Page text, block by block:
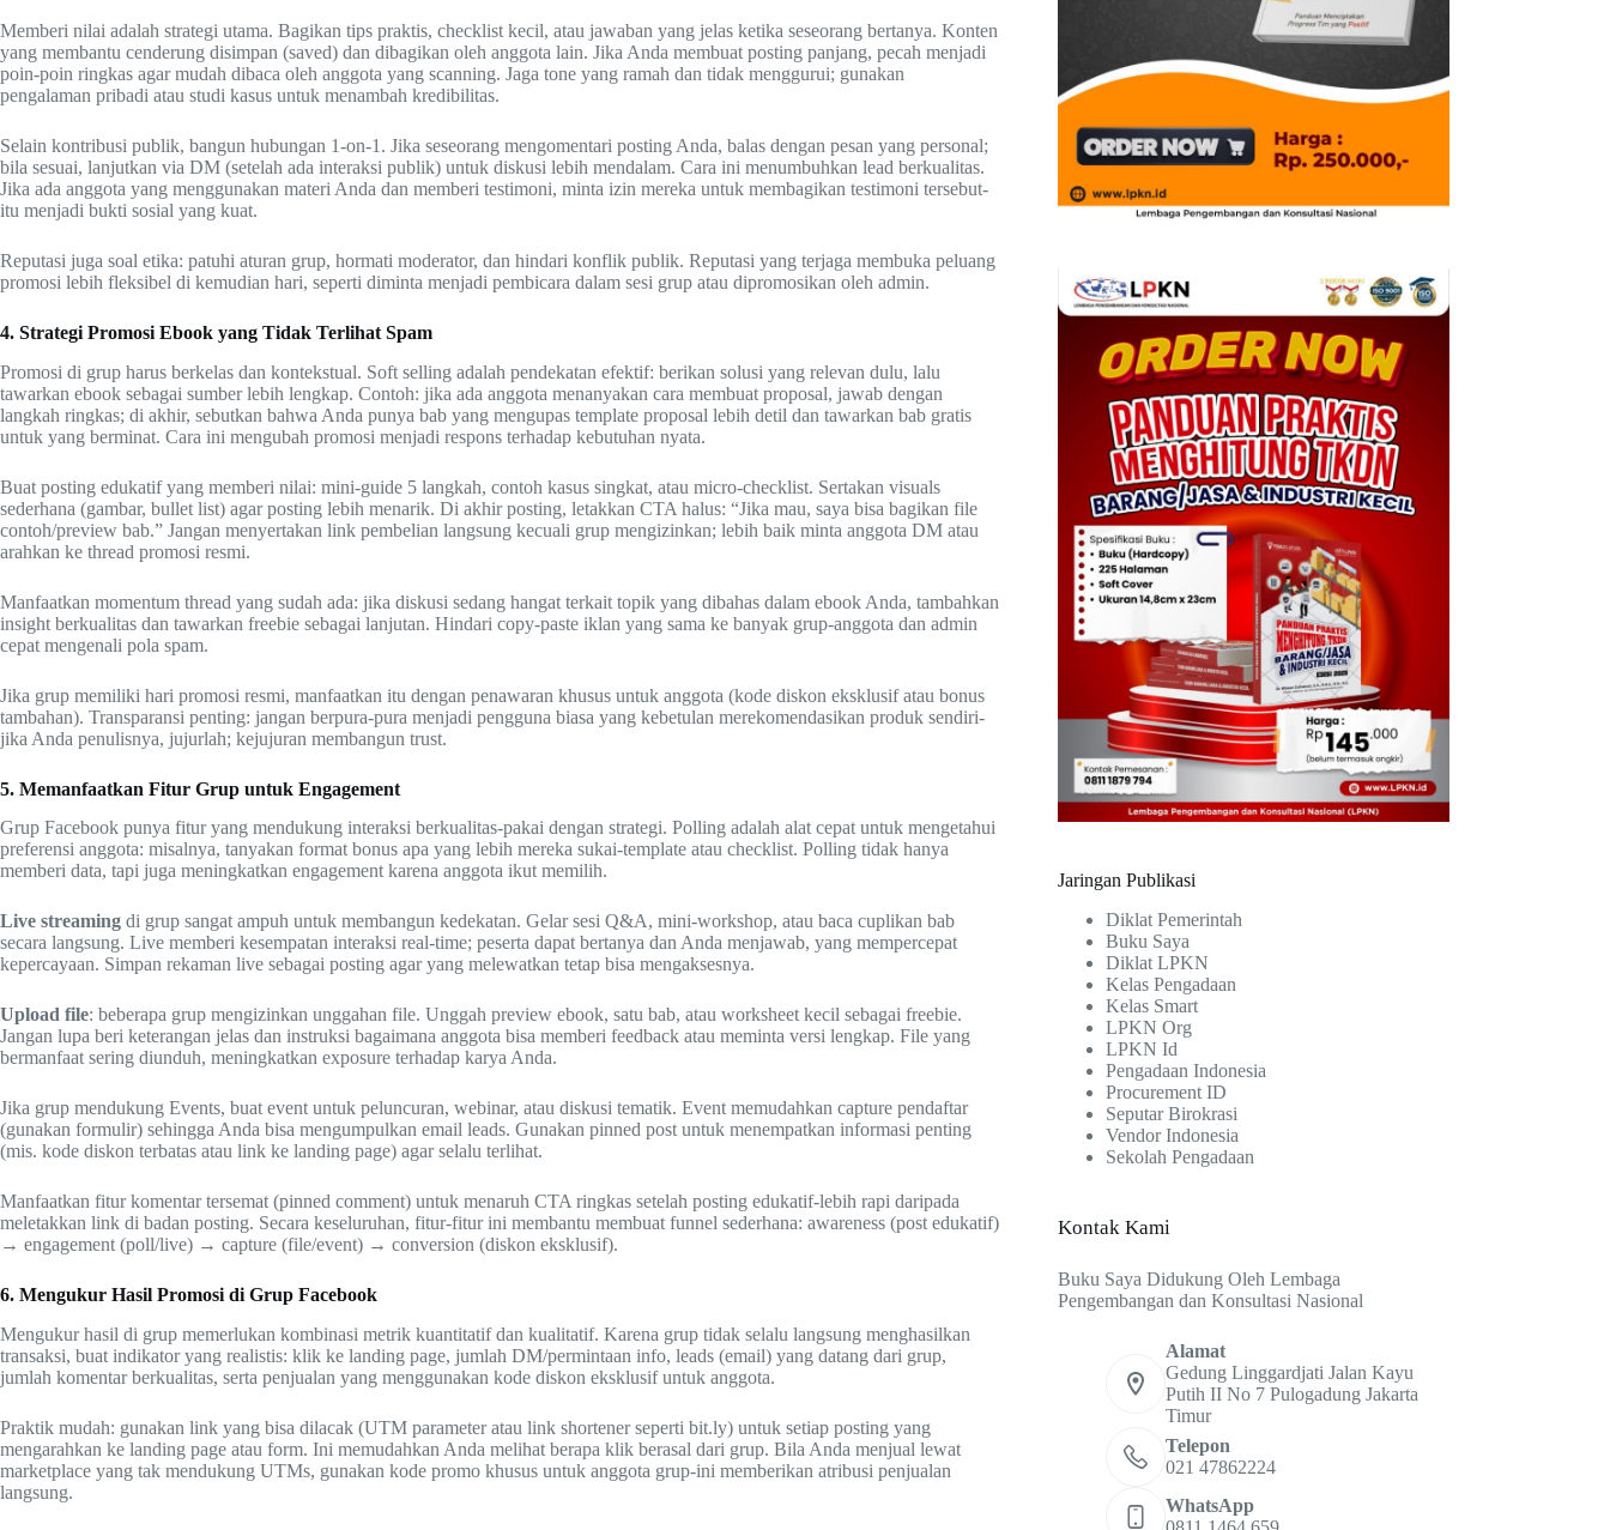
Memberi nilai adalah strategi utama. Bagikan tips praktis, checklist kecil, atau jawaban yang jelas ketika seseorang bertanya. Konten
yang membantu cenderung disimpan (saved) dan dibagikan oleh anggota lain. Jika Anda membuat posting panjang, pecah menjadi
poin-poin ringkas agar mudah dibaca oleh anggota yang scanning. Jaga tone yang ramah dan tidak menggurui; gunakan
pengalaman pribadi atau studi kasus untuk menambah kredibilitas.
Selain kontribusi publik, bangun hubungan 1-on-1. Jika seseorang mengomentari posting Anda, balas dengan pesan yang personal;
bila sesuai, lanjutkan via DM (setelah ada interaksi publik) untuk diskusi lebih mendalam. Cara ini menumbuhkan lead berkualitas.
Jika ada anggota yang menggunakan materi Anda dan memberi testimoni, minta izin mereka untuk membagikan testimoni tersebut-
itu menjadi bukti sosial yang kuat.
Reputasi juga soal etika: patuhi aturan grup, hormati moderator, dan hindari konflik publik. Reputasi yang terjaga membuka peluang
promosi lebih fleksibel di kemudian hari, seperti diminta menjadi pembicara dalam sesi grup atau dipromosikan oleh admin.
4. Strategi Promosi Ebook yang Tidak Terlihat Spam
Promosi di grup harus berkelas dan kontekstual. Soft selling adalah pendekatan efektif: berikan solusi yang relevan dulu, lalu
tawarkan ebook sebagai sumber lebih lengkap. Contoh: jika ada anggota menanyakan cara membuat proposal, jawab dengan
langkah ringkas; di akhir, sebutkan bahwa Anda punya bab yang mengupas template proposal lebih detil dan tawarkan bab gratis
untuk yang berminat. Cara ini mengubah promosi menjadi respons terhadap kebutuhan nyata.
Buat posting edukatif yang memberi nilai: mini-guide 5 langkah, contoh kasus singkat, atau micro-checklist. Sertakan visuals
sederhana (gambar, bullet list) agar posting lebih menarik. Di akhir posting, letakkan CTA halus: “Jika mau, saya bisa bagikan file
contoh/preview bab.” Jangan menyertakan link pembelian langsung kecuali grup mengizinkan; lebih baik minta anggota DM atau
arahkan ke thread promosi resmi.
Manfaatkan momentum thread yang sudah ada: jika diskusi sedang hangat terkait topik yang dibahas dalam ebook Anda, tambahkan
insight berkualitas dan tawarkan freebie sebagai lanjutan. Hindari copy-paste iklan yang sama ke banyak grup-anggota dan admin
cepat mengenali pola spam.
Jika grup memiliki hari promosi resmi, manfaatkan itu dengan penawaran khusus untuk anggota (kode diskon eksklusif atau bonus
tambahan). Transparansi penting: jangan berpura-pura menjadi pengguna biasa yang kebetulan merekomendasikan produk sendiri-
jika Anda penulisnya, jujurlah; kejujuran membangun trust.
5. Memanfaatkan Fitur Grup untuk Engagement
Grup Facebook punya fitur yang mendukung interaksi berkualitas-pakai dengan strategi. Polling adalah alat cepat untuk mengetahui
preferensi anggota: misalnya, tanyakan format bonus apa yang lebih mereka sukai-template atau checklist. Polling tidak hanya
memberi data, tapi juga meningkatkan engagement karena anggota ikut memilih.
Live streaming di grup sangat ampuh untuk membangun kedekatan. Gelar sesi Q&A, mini-workshop, atau baca cuplikan bab
secara langsung. Live memberi kesempatan interaksi real-time; peserta dapat bertanya dan Anda menjawab, yang mempercepat
kepercayaan. Simpan rekaman live sebagai posting agar yang melewatkan tetap bisa mengaksesnya.
Upload file: beberapa grup mengizinkan unggahan file. Unggah preview ebook, satu bab, atau worksheet kecil sebagai freebie.
Jangan lupa beri keterangan jelas dan instruksi bagaimana anggota bisa memberi feedback atau meminta versi lengkap. File yang
bermanfaat sering diunduh, meningkatkan exposure terhadap karya Anda.
Jika grup mendukung Events, buat event untuk peluncuran, webinar, atau diskusi tematik. Event memudahkan capture pendaftar
(gunakan formulir) sehingga Anda bisa mengumpulkan email leads. Gunakan pinned post untuk menempatkan informasi penting
(mis. kode diskon terbatas atau link ke landing page) agar selalu terlihat.
Manfaatkan fitur komentar tersemat (pinned comment) untuk menaruh CTA ringkas setelah posting edukatif-lebih rapi daripada
meletakkan link di badan posting. Secara keseluruhan, fitur-fitur ini membantu membuat funnel sederhana: awareness (post edukatif)
→ engagement (poll/live) → capture (file/event) → conversion (diskon eksklusif).
6. Mengukur Hasil Promosi di Grup Facebook
Mengukur hasil di grup memerlukan kombinasi metrik kuantitatif dan kualitatif. Karena grup tidak selalu langsung menghasilkan
transaksi, buat indikator yang realistis: klik ke landing page, jumlah DM/permintaan info, leads (email) yang datang dari grup,
jumlah komentar berkualitas, serta penjualan yang menggunakan kode diskon eksklusif untuk anggota.
Praktik mudah: gunakan link yang bisa dilacak (UTM parameter atau link shortener seperti bit.ly) untuk setiap posting yang
mengarahkan ke landing page atau form. Ini memudahkan Anda melihat berapa klik berasal dari grup. Bila Anda menjual lewat
marketplace yang tak mendukung UTMs, gunakan kode promo khusus untuk anggota grup-ini memberikan atribusi penjualan
langsung.
Jaringan Publikasi
Diklat Pemerintah
Buku Saya
Diklat LPKN
Kelas Pengadaan
Kelas Smart
LPKN Org
LPKN Id
Pengadaan Indonesia
Procurement ID
Seputar Birokrasi
Vendor Indonesia
Sekolah Pengadaan
Kontak Kami
Buku Saya Didukung Oleh Lembaga
Pengembangan dan Konsultasi Nasional
Alamat
Gedung Linggardjati Jalan Kayu
Putih II No 7 Pulogadung Jakarta
Timur
Telepon
021 47862224
WhatsApp